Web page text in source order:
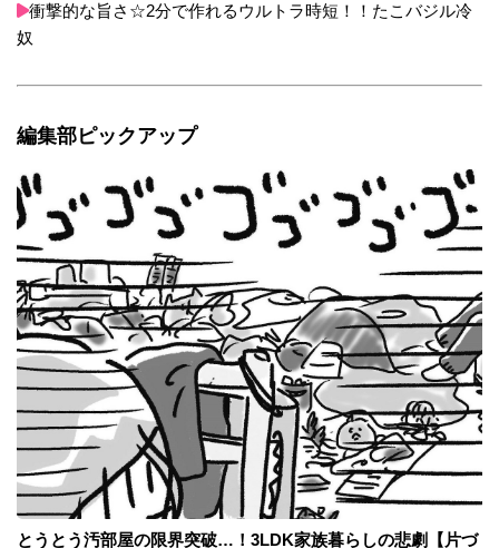
衝撃的な旨さ☆2分で作れるウルトラ時短！！たこバジル冷
奴
編集部ピックアップ
とうとう汚部屋の限界突破…！3LDK家族暮らしの悲劇【片づ